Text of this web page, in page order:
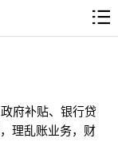
府补贴、银行贷
理乱账业务，财